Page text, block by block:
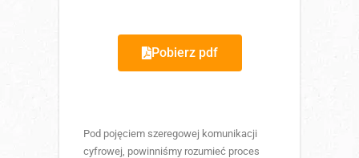
Pobierz pdf
Pod pojęciem szeregowej komunikacji
cyfrowej, powinniśmy rozumieć proces